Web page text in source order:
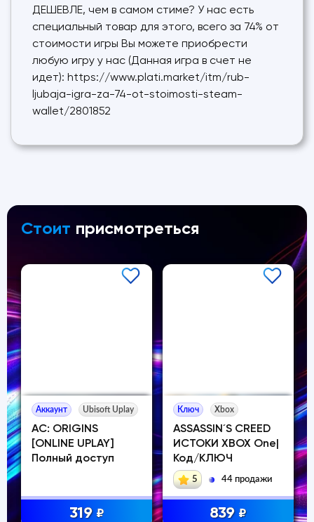
ДЕШЕВЛЕ, чем в самом стиме? У нас есть
специальный товар для этого, всего за 74% от
стоимости игры Вы можете приобрести
любую игру у нас (Данная игра в счет не
идет): https://www.plati.market/itm/rub-
ljubaja-igra-za-74-ot-stoimosti-steam-
wallet/2801852
Стоит присмотреться
Аккаунт Ubisoft Uplay
AC: ORIGINS
[ONLINE UPLAY]
Полный доступ
319 ₽
Ключ Xbox
ASSASSIN´S CREED
ИСТОКИ XBOX One|
Код/КЛЮЧ
5 44 продажи
839 ₽